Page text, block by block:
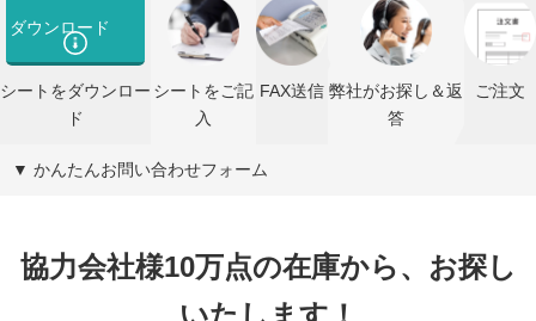
ダウンロード
シートをダウンロー
ド
シートをご記
入
FAX送信 弊社がお探し＆返
答
ご注文
▼ かんたんお問い合わせフォーム
協力会社様10万点の在庫から、お探し
いたします！